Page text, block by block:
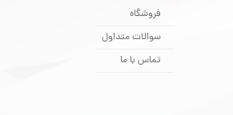
فروشگاه
سوالات متداول
تماس با ما